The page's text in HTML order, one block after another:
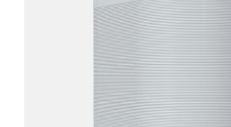
7º
ambientador
8º
bata
9º
produtos vidros
10º amoniacal